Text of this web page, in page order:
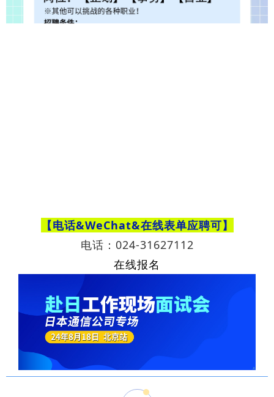
【电话&WeChat&在线表单应聘可】
电话：024-31627112
在线报名